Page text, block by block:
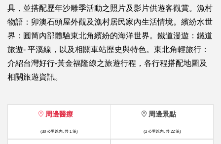
具，並搭配歷年沙雕季活動之照片及影片供遊客觀賞。漁村
物語：卯澳石頭屋外觀及漁村居民家內生活情境。繽紛水世
界：圓筒內部體驗東北角繽紛的海洋世界。鐵道漫遊：鐵道
旅遊- 平溪線，以及相關車站歷史與特色。東北角輕旅行：
介紹台灣好行-黃金福隆線之旅遊行程，各行程搭配地圖及
相關旅遊資訊。
周邊醫療
(30 公里以內, 共 1 筆)
周邊景點
(2 公里以內, 共 22 筆)